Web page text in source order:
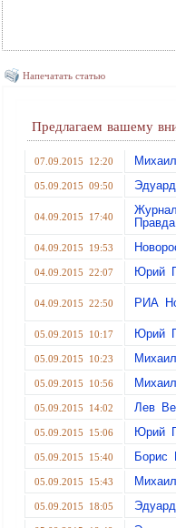
Напечатать статью
Предлагаем вашему
07.09.2015 12:20
05.09.2015 09:50
04.09.2015 17:40
Правда
04.09.2015 19:53
04.09.2015 22:07 Юрий
04.09.2015 22:50 РИА
05.09.2015 10:17 Юрий
05.09.2015 10:23
05.09.2015 10:56
05.09.2015 14:02 Лев
05.09.2015 15:06 Юрий
05.09.2015 15:40 Борис
05.09.2015 15:43
05.09.2015 18:05